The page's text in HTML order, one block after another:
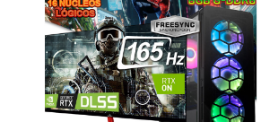
Crear una cuenta
Ingresar
PROCESADORES (117)
OPTICOS (5)
MOUSE (218)